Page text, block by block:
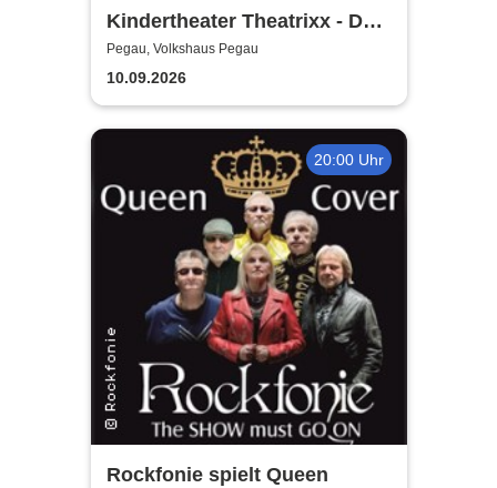
Kindertheater Theatrixx - Das
Neinhorn und der Geburtstag
Pegau, Volkshaus Pegau
10.09.2026
20:00 Uhr
Rockfonie spielt Queen